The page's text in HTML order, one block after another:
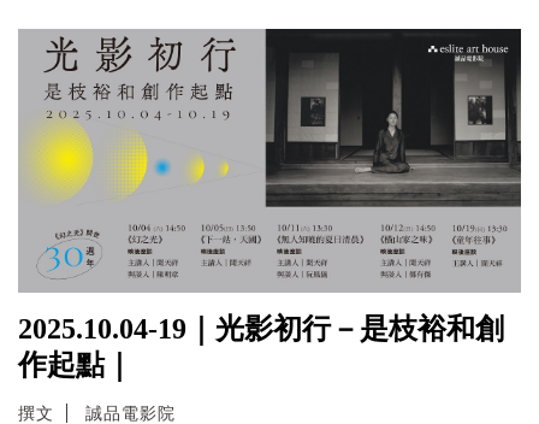
2025.10.04-19｜光影初行－是枝裕和創
作起點｜
撰文 誠品電影院